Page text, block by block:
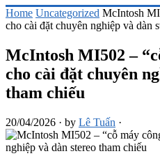
Home Uncategorized McIntosh
cho cài đặt chuyên nghiệp và dàn
McIntosh MI502 –
cho cài đặt chuyên
tham chiếu
20/04/2026 · by Lê Tuấn ·